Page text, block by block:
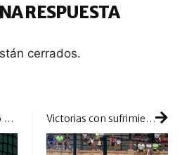
RESPUESTA
cerrados.
Despedimos agosto enfocados en el Challenger de Calanda y los numerosos cambios de parejas del cuadro femenino Victorias con sufrimiento y trabajo: la ronda de cuartos impuso la ley del máximo esfuerzo